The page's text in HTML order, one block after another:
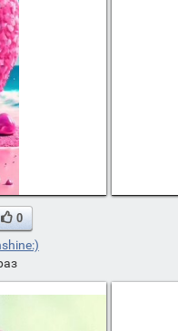
 0